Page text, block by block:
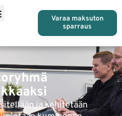
Varaa maksuton
sparraus
ja kehitetään